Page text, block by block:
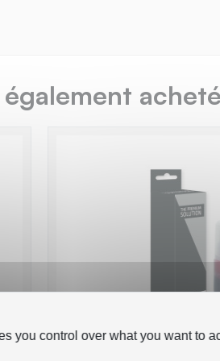
you control over what you want to